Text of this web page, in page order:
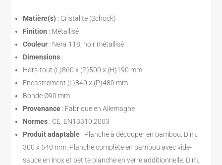
Matière(s) : Cristalite (Schock)
Finition : Métallisé
Couleur : Nera 118, noir métallisé
Dimensions :
Hors-tout (L)860 x (P)500 x (H)190 mm
Encastrement (L)840 x (P)480 mm
Bonde Ø90 mm
Provenance : Fabriqué en Allemagne
Normes : CE, EN13310:2003
Produit adaptable : Planche à découper en bambou. Dim.
300 x 540 mm, Planche complète en bambou avec vide-
sauce en inox et petite planche en verre additionnelle. Dim.